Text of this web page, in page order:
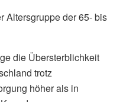
Altersgruppe der 65- bis
die Übersterblichkeit
trotz
höher als in